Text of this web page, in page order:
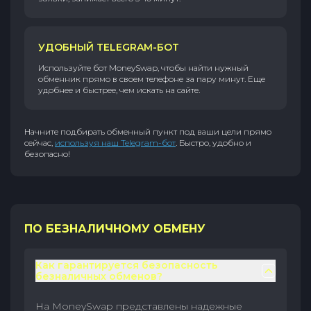
УДОБНЫЙ TELEGRAM-БОТ
Используйте бот MoneySwap, чтобы найти нужный
обменник прямо в своем телефоне за пару минут. Еще
удобнее и быстрее, чем искать на сайте.
Начните подбирать обменный пункт под ваши цели прямо
сейчас, используя наш Telegram-бот. Быстро, удобно и
безопасно!
ПО БЕЗНАЛИЧНОМУ ОБМЕНУ
Как гарантируется безопасность
безналичных обменов?
На MoneySwap представлены надежные